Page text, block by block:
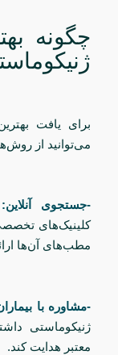
چگونه
برای یافت
می‌توانید از
-جستجوی آنلاین:
کلینیک‌های
مطب‌های آن‌ها
-مشاوره با
ژنیکوماستی
معتبر هدایت کند.